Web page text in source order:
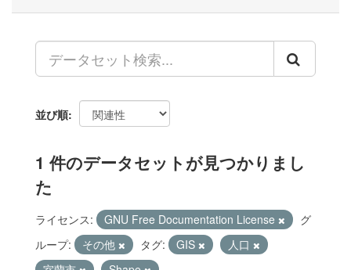
並び順
1 件のデータセットが見つかりまし
た
ライセンス: GNU Free Documentation License
グ
ループ:
その他 タグ: GIS
人口